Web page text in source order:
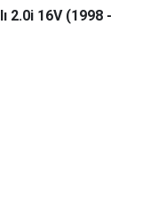
2.0i 16V (1998 -